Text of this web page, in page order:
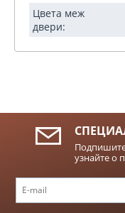
Цвета меж
двери:
узнайте о